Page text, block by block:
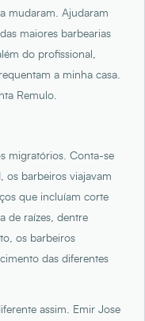
mudaram. Ajudaram
maiores barbearias
do profissional,
a minha casa.
Remulo.
migratórios. Conta-se
os barbeiros viajavam
que incluíam corte
de raízes, dentre
os barbeiros
das diferentes
assim. Emir Jose